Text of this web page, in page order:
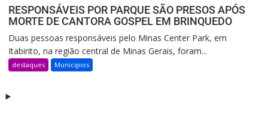
RESPONSÁVEIS POR PARQUE SÃO PRESOS APÓS
MORTE DE CANTORA GOSPEL EM BRINQUEDO
Duas pessoas responsáveis pelo Minas Center Park, em
Itabirito, na região central de Minas Gerais, foram...
destaques Municipios